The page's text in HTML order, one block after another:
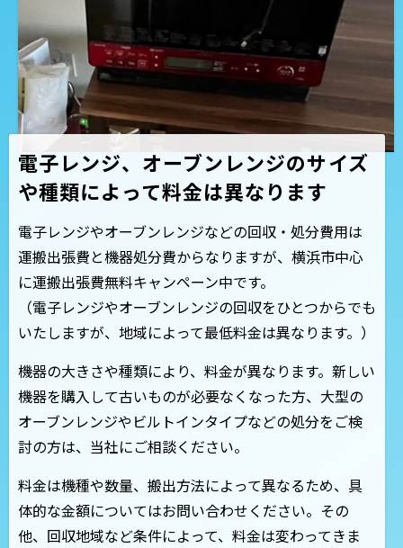
電子レンジ、オーブンレンジのサイズ
や種類によって料金は異なります
電子レンジやオーブンレンジなどの回収・処分費用は
運搬出張費と機器処分費からなりますが、横浜市中心
に運搬出張費無料キャンペーン中です。
（電子レンジやオーブンレンジの回収をひとつからでも
いたしますが、地域によって最低料金は異なります。）
機器の大きさや種類により、料金が異なります。新しい
機器を購入して古いものが必要なくなった方、大型の
オーブンレンジやビルトインタイプなどの処分をご検
討の方は、当社にご相談ください。
料金は機種や数量、搬出方法によって異なるため、具
体的な金額についてはお問い合わせください。その
他、回収地域など条件によって、料金は変わってきま